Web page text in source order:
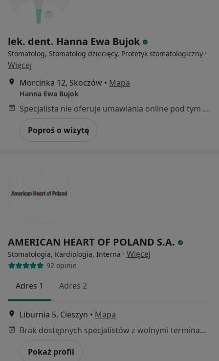
lek. dent. Hanna Ewa Bujok
Stomatolog, Stomatolog dziecięcy, Protetyk stomatologiczny ·
Więcej
Morcinka 12, Skoczów • Mapa
Hanna Ewa Bujok
Specjalista nie oferuje umawiania online pod tym adresem.
Poproś o wizytę
AMERICAN HEART OF POLAND S.A.
Stomatologia, Kardiologia, Interna · Więcej
92 opinie
Adres 1 Adres 2
Liburnia 5, Cieszyn • Mapa
Brak dostępnych specjalistów z wolnymi terminami w tym centrum medycznym.
Pokaż profil